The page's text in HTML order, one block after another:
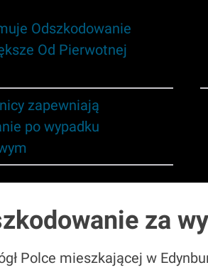
Odszkodowanie
Od Pierwotnej
zapewniają
po wypadku
za
Polce mieszkającej w